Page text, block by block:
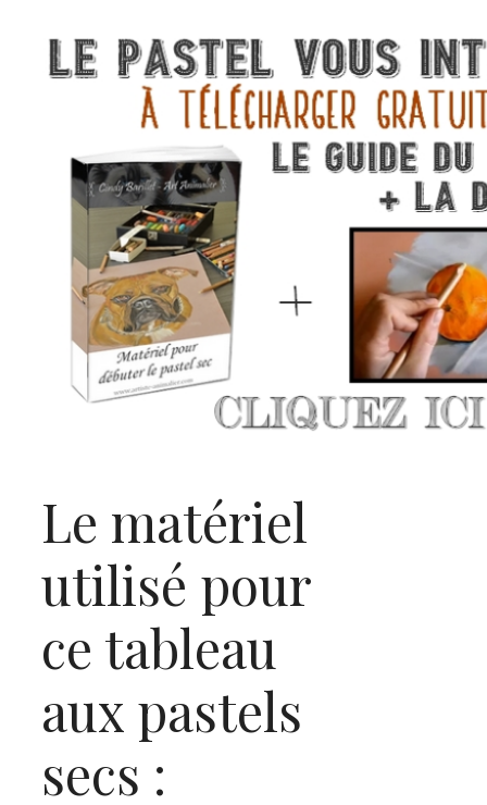
Le matériel
utilisé pour
ce tableau
aux pastels
secs :